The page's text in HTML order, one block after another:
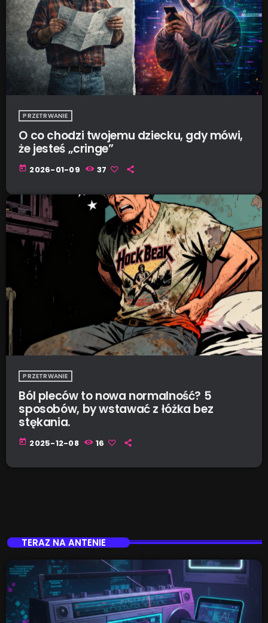
PRZETRWANIE
O co chodzi twojemu dziecku, gdy mówi,
że jesteś „cringe”
today 2026-01-09 37
PRZETRWANIE
Ból pleców to nowa normalność? 5
sposobów, by wstawać z łóżka bez
stękania.
today 2025-12-08 16
TERAZ NA ANTENIE